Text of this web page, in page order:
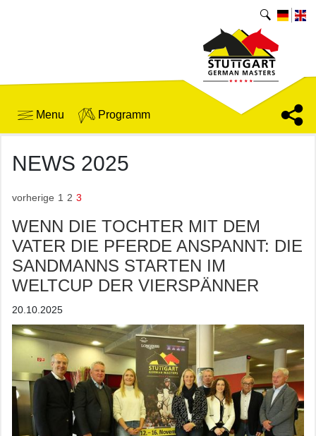
Menu Programm
NEWS 2025
vorherige 1 2 3
WENN DIE TOCHTER MIT DEM
VATER DIE PFERDE ANSPANNT: DIE
SANDMANNS STARTEN IM
WELTCUP DER VIERSPÄNNER
20.10.2025